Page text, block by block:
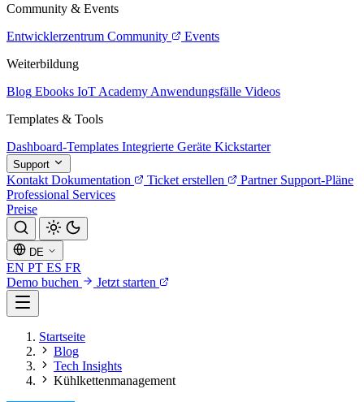
Community & Events
Entwicklerzentrum Community
Events
Weiterbildung
Blog Ebooks IoT Academy Anwendungsfälle Videos
Templates & Tools
Dashboard-Templates Integrierte Geräte Kickstarter
Support
Kontakt Dokumentation Ticket erstellen Partner Support-Pläne
Professional Services
Preise
DE
EN PT ES FR
Demo buchen
Jetzt starten
Startseite
Blog
Tech Insights
Kühlkettenmanagement